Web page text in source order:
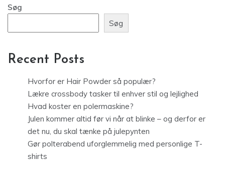
Søg
Søg
Recent Posts
Hvorfor er Hair Powder så populær?
Lækre crossbody tasker til enhver stil og lejlighed
Hvad koster en polermaskine?
Julen kommer altid før vi når at blinke – og derfor er
det nu, du skal tænke på julepynten
Gør polterabend uforglemmelig med personlige T-
shirts